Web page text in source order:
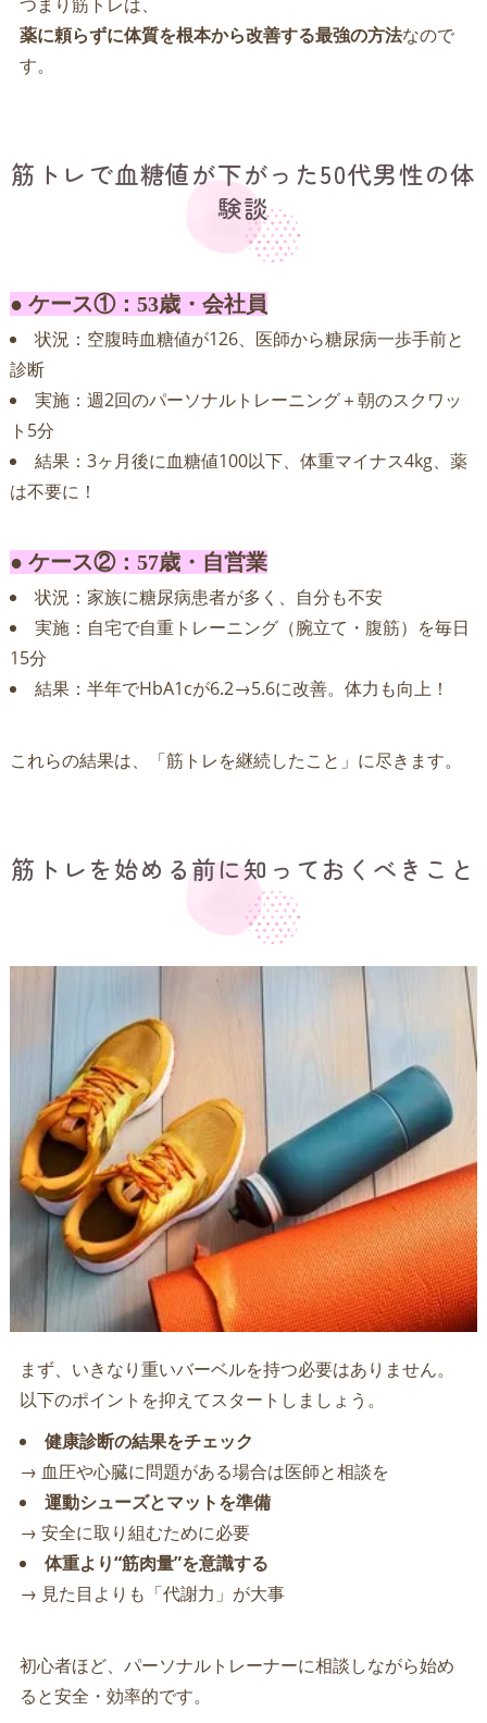
つまり筋トレは、
薬に頼らずに体質を根本から改善する最強の方法なので
す。
筋トレで血糖値が下がった50代男性の体
験談
● ケース①：53歳・会社員
状況：空腹時血糖値が126、医師から糖尿病一歩手前と
診断
実施：週2回のパーソナルトレーニング＋朝のスクワッ
ト5分
結果：3ヶ月後に血糖値100以下、体重マイナス4kg、薬
は不要に！
● ケース②：57歳・自営業
状況：家族に糖尿病患者が多く、自分も不安
実施：自宅で自重トレーニング（腕立て・腹筋）を毎日
15分
結果：半年でHbA1cが6.2→5.6に改善。体力も向上！
これらの結果は、「筋トレを継続したこと」に尽きます。
筋トレを始める前に知っておくべきこと
まず、いきなり重いバーベルを持つ必要はありません。
以下のポイントを抑えてスタートしましょう。
健康診断の結果をチェック
→ 血圧や心臓に問題がある場合は医師と相談を
運動シューズとマットを準備
→ 安全に取り組むために必要
体重より“筋肉量”を意識する
→ 見た目よりも「代謝力」が大事
初心者ほど、パーソナルトレーナーに相談しながら始め
ると安全・効率的です。